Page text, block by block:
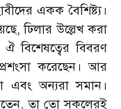
একক বৈশিষ্ট্য।
ঢিলার উল্লেখ করা
বিশেষত্বের বিবরণ
করেছেন। আর
এবং অন্যরা সমান।
করতেন, তা তো সকলেরই